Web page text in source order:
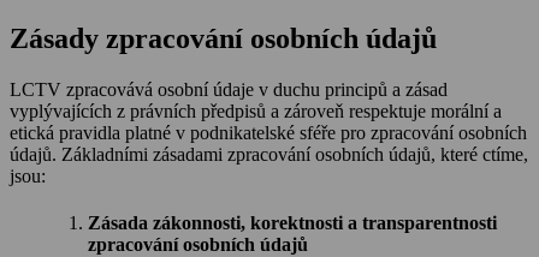
Zásady zpracování osobních údajů
LCTV zpracovává osobní údaje v duchu principů a zásad
vyplývajících z právních předpisů a zároveň respektuje morální a
etická pravidla platné v podnikatelské sféře pro zpracování osobních
údajů. Základními zásadami zpracování osobních údajů, které ctíme,
jsou:
Zásada zákonnosti, korektnosti a transparentnosti
zpracování osobních údajů